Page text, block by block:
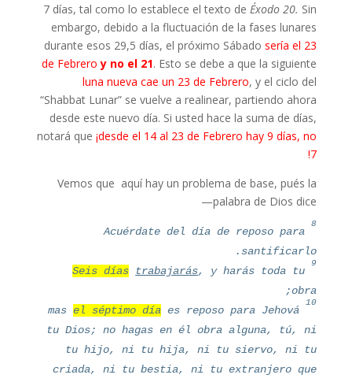
7 días, tal como lo establece el texto deÉxodo 20. Sin
embargo, debido a la fluctuación de la fases lunares
durante esos 29,5 días, el próximo Sábadosería el 23
de Febreroy no el 21. Esto se debe a que la siguiente
luna nueva cae un 23 de Febrero, y el ciclo del
“Shabbat Lunar” se vuelve a realinear, partiendo ahora
desde este nuevo día. Si usted hace la suma de días,
notará que ¡desde el 14 al 23 de Febrero hay 9 días, no
7!
Vemos que aquí hay un problema de base, pués la
palabra de Dios dice—
8
Acuérdate del día de reposo para
santificarlo.
9
Seis días trabajarás, y harás toda tu
obra;
10
masel séptimo día es reposo para Jehová
tu Dios; no hagas en él obra alguna, tú, ni
tu hijo, ni tu hija, ni tu siervo, ni tu
criada, ni tu bestia, ni tu extranjero que